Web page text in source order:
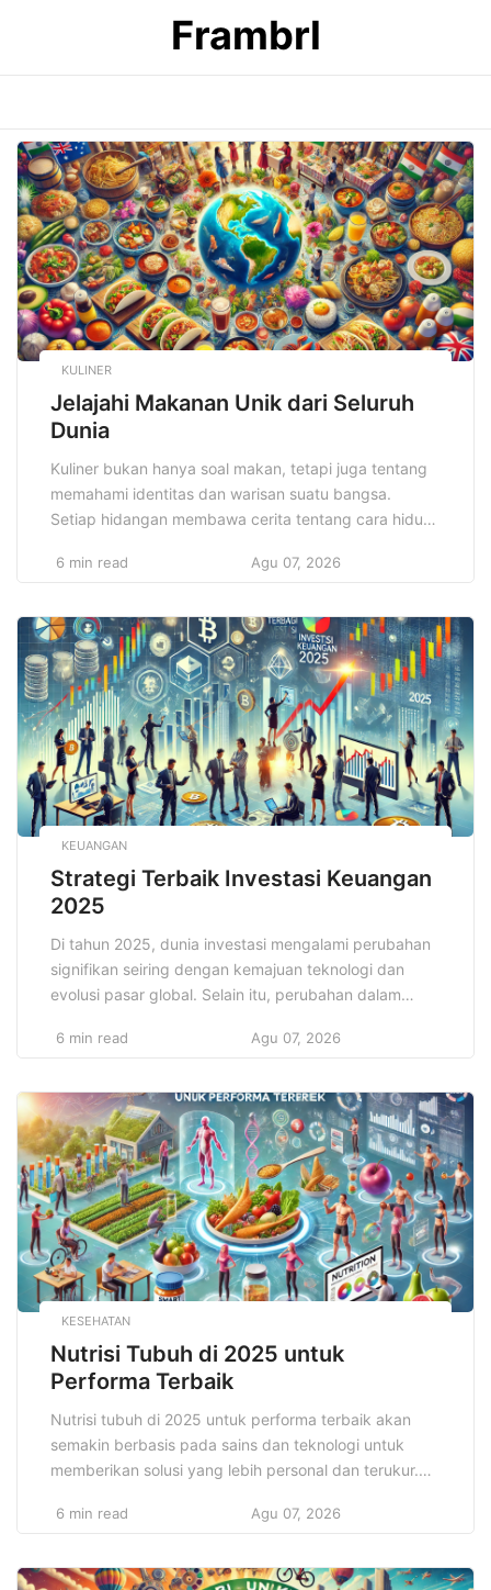
Frambrl
KULINER
Jelajahi Makanan Unik dari Seluruh
Dunia
Kuliner bukan hanya soal makan, tetapi juga tentang
memahami identitas dan warisan suatu bangsa.
Setiap hidangan membawa cerita tentang cara hidup,
tradisi yang telah di wariskan turun-temurun. Dengan
melihat bagaimana makanan berkembang dan
menyesuaikan diri dengan kebutuhan serta
kepercayaan […]
6 min read Agu 07, 2026
KEUANGAN
Strategi Terbaik Investasi Keuangan
2025
Di tahun 2025, dunia investasi mengalami perubahan
signifikan seiring dengan kemajuan teknologi dan
evolusi pasar global. Selain itu, perubahan dalam
dan tantangan lingkungan turut mempengaruhi arah
strategi terbaik investasi keuangan 2025 menuntut
pemahaman yang lebih mendalam dan kemampuan
untuk beradaptasi dengan dinamika pasar yang […]
6 min read Agu 07, 2026
KESEHATAN
Nutrisi Tubuh di 2025 untuk
Performa Terbaik
Nutrisi tubuh di 2025 untuk performa terbaik akan
semakin berbasis pada sains dan teknologi untuk
memberikan solusi yang lebih personal dan terukur.
otak, energi, dan kesejahteraan mental semakin
semakin banyak orang yang berfokus pada konsumsi
6 min read Agu 07, 2026